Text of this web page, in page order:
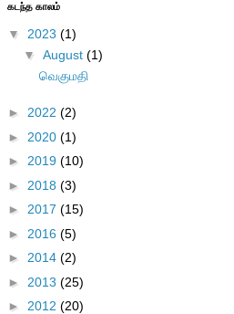
கடந்த காலம்
▼ 2023 (1)
▼ August (1)
வெகுமதி
► 2022 (2)
► 2020 (1)
► 2019 (10)
► 2018 (3)
► 2017 (15)
► 2016 (5)
► 2014 (2)
► 2013 (25)
► 2012 (20)